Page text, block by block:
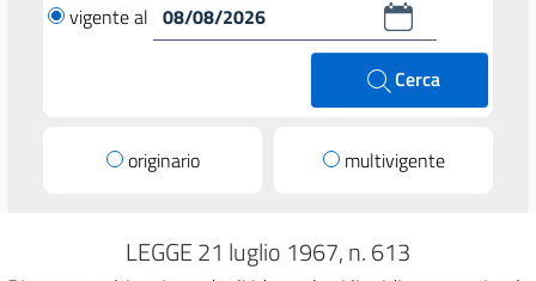
vigente al
Cerca
originario multivigente
LEGGE 21 luglio 1967, n. 613